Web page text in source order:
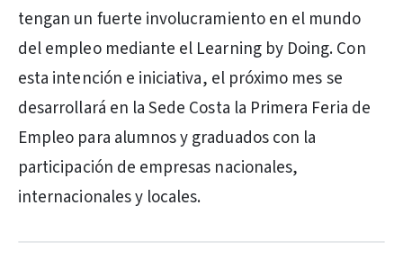
tengan un fuerte involucramiento en el mundo
del empleo mediante el Learning by Doing. Con
esta intención e iniciativa, el próximo mes se
desarrollará en la Sede Costa la Primera Feria de
Empleo para alumnos y graduados con la
participación de empresas nacionales,
internacionales y locales.